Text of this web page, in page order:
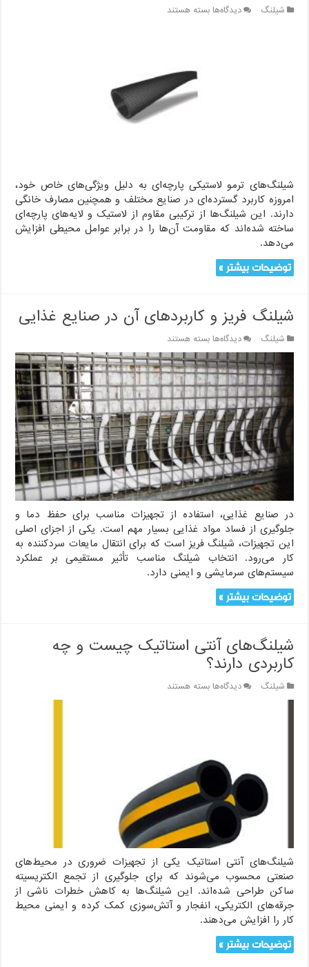
شیلنگ دیدگاه‌هابرای
ترمو
لاستیک
پارچه‌ای
بسته هستند
شیلنگ‌های ترمو لاستیکی پارچه‌ای به دلیل ویژگی‌های خاص خود،
امروزه کاربرد گسترده‌ای در صنایع مختلف و همچنین مصارف خانگی
دارند. این شیلنگ‌ها از ترکیبی مقاوم از لاستیک و لایه‌های پارچه‌ای
ساخته شده‌اند که مقاومت آن‌ها را در برابر عوامل محیطی افزایش
می‌دهد.
توضیحات بیشتر »
شیلنگ فریز و کاربردهای آن در صنایع غذایی
شیلنگ دیدگاه‌هابرای
شیلنگ
فریز
و
کاربردهای
آن
در
صنایع
غذایی
بسته هستند
در صنایع غذایی، استفاده از تجهیزات مناسب برای حفظ دما و
جلوگیری از فساد مواد غذایی بسیار مهم است. یکی از اجزای اصلی
این تجهیزات، شیلنگ فریز است که برای انتقال مایعات سردکننده به
کار می‌رود. انتخاب شیلنگ مناسب تأثیر مستقیمی بر عملکرد
سیستم‌های سرمایشی و ایمنی دارد.
توضیحات بیشتر »
شیلنگ‌های آنتی استاتیک چیست و چه
کاربردی دارند؟
شیلنگ دیدگاه‌هابرای
چه
کاربردی
دارند؟
بسته هستند
شیلنگ‌های آنتی استاتیک یکی از تجهیزات ضروری در محیط‌های
صنعتی محسوب می‌شوند که برای جلوگیری از تجمع الکتریسیته
ساکن طراحی شده‌اند. این شیلنگ‌ها به کاهش خطرات ناشی از
جرقه‌های الکتریکی، انفجار و آتش‌سوزی کمک کرده و ایمنی محیط
کار را افزایش می‌دهند.
توضیحات بیشتر »